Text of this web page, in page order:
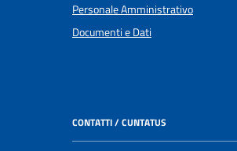
Personale Amministrativo
Documenti e Dati
CONTATTI / CUNTATUS